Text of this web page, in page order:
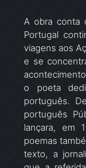
A obra conta
Portugal
viagens aos
e se
o poeta
português.
português
lançara, em
poemas
texto, a